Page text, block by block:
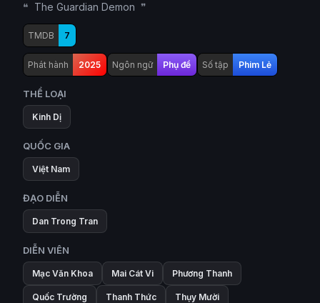
The Guardian Demon
TMDB 7
Phát hành 2025 Ngôn ngữ Phụ đề Số tập Phim Lẻ
THỂ LOẠI
Kinh Dị
QUỐC GIA
Việt Nam
ĐẠO DIỄN
Dan Trong Tran
DIỄN VIÊN
Mạc Văn Khoa Mai Cát Vi Phương Thanh
Quốc Trường Thanh Thức Thụy Mười